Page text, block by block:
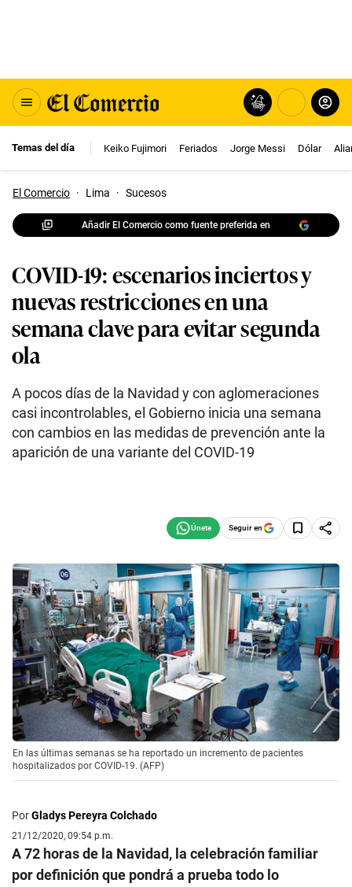
Temas del día Keiko Fujimori Feriados Jorge Messi Dólar
El Comercio · Lima · Sucesos
Añadir El Comercio como fuente preferida en
COVID-19: escenarios inciertos y
nuevas restricciones en una
semana clave para evitar segunda
ola
A pocos días de la Navidad y con aglomeraciones
casi incontrolables, el Gobierno inicia una semana
con cambios en las medidas de prevención ante la
aparición de una variante del COVID-19
Seguir en
En las últimas semanas se ha reportado un incremento de pacientes
hospitalizados por COVID-19. (AFP)
PorGladys Pereyra Colchado
21/12/2020, 09:54 p.m.
A 72 horas de la Navidad, la celebración familiar
por definición que pondrá a prueba todo lo